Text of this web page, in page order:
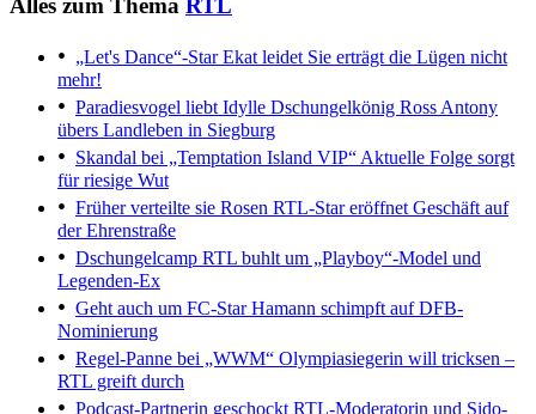
„Let's Dance“-Star Ekat leidet Sie erträgt die Lügen nicht
mehr!
Paradiesvogel liebt Idylle Dschungelkönig Ross Antony
übers Landleben in Siegburg
Skandal bei „Temptation Island VIP“ Aktuelle Folge sorgt
für riesige Wut
Früher verteilte sie Rosen RTL-Star eröffnet Geschäft auf
der Ehrenstraße
Dschungelcamp RTL buhlt um „Playboy“-Model und
Legenden-Ex
Geht auch um FC-StarHamann schimpft auf DFB-
Nominierung
Regel-Panne bei „WWM“ Olympiasiegerin will tricksen –
RTL greift durch
Podcast-Partnerin geschockt RTL-Moderatorin und Sido-